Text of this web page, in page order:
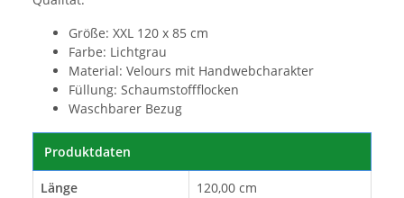
Größe: XXL 120 x 85 cm
Farbe: Lichtgrau
Material: Velours mit Handwebcharakter
Füllung: Schaumstoffflocken
Waschbarer Bezug
Produktdaten
Länge
120,00 cm